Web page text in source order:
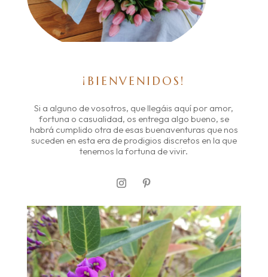
¡BIENVENIDOS!
Si a alguno de vosotros, que llegáis aquí por amor,
fortuna o casualidad, os entrega algo bueno, se
habrá cumplido otra de esas buenaventuras que nos
suceden en esta era de prodigios discretos en la que
tenemos la fortuna de vivir.